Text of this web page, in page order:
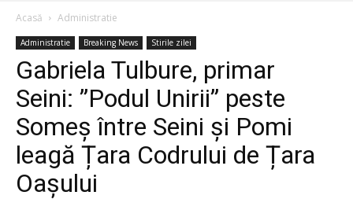
Acasă Administratie
Administratie Breaking News Stirile zilei
Gabriela Tulbure, primar
Seini: ”Podul Unirii” peste
Someș între Seini și Pomi
leagă Țara Codrului de Țara
Oașului